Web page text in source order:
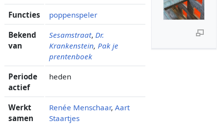
Functies poppenspeler
Bekend
van
Sesamstraat, Dr.
Krankenstein, Pak je
prentenboek
Periode
actief
heden
Werkt
samen
Renée Menschaar, Aart
Staartjes